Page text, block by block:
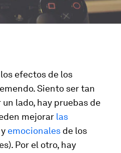
efectos de los
Siento ser tan
lado, hay pruebas de
mejorar las
y emocionales de los
Por el otro, hay